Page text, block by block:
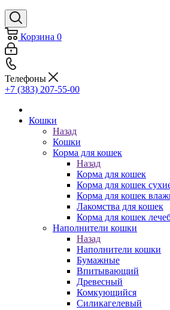
Корзина 0
Телефоны
+7 (383) 207-55-00
Кошки
Назад
Кошки
Корма для кошек
Назад
Корма для кошек
Корма для кошек
Корма для кошек
Лакомства для кошек
Корма для кошек
Наполнители кошки
Назад
Наполнители кошки
Бумажные
Впитывающий
Древесный
Комкующийся
Силикагелевый